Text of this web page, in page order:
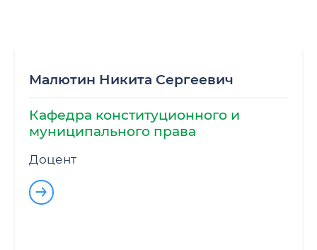
Малютин Никита Сергеевич
Кафедра конституционного и
муниципального права
Доцент